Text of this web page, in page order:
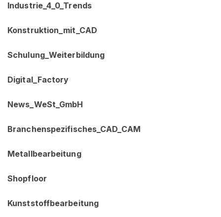
Industrie_4_0_Trends
Konstruktion_mit_CAD
Schulung_Weiterbildung
Digital_Factory
News_WeSt_GmbH
Branchenspezifisches_CAD_CAM
Metallbearbeitung
Shopfloor
Kunststoffbearbeitung